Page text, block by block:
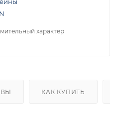
характер
КАК КУПИТЬ